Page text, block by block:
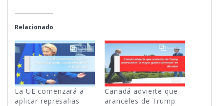
Relacionado
La UE comenzará a
aplicar represalias
Canadá advierte que
aranceles de Trump